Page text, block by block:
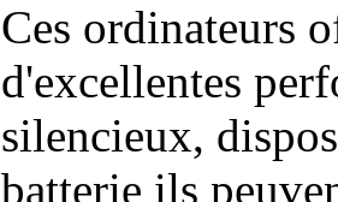
Ces ordinateurs
d'excellentes
silencieux,
batterie ils